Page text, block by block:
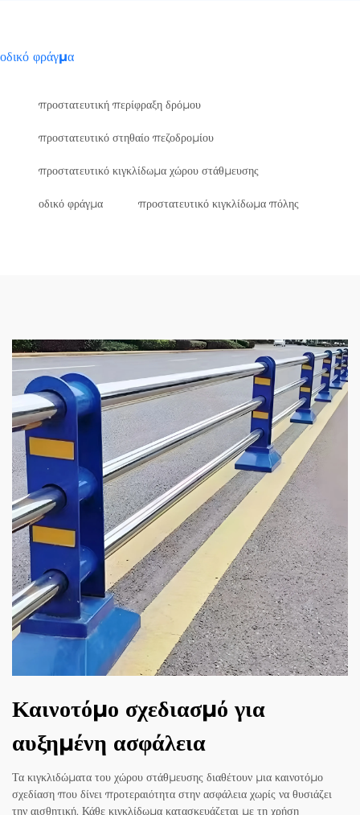
οδικό φράγμα
προστατευτική περίφραξη δρόμου
προστατευτικό στηθαίο πεζοδρομίου
προστατευτικό κιγκλίδωμα χώρου στάθμευσης
οδικό φράγμα προστατευτικό κιγκλίδωμα πόλης
Καινοτόμο σχεδιασμό για
αυξημένη ασφάλεια
Τα κιγκλιδώματα του χώρου στάθμευσης διαθέτουν μια καινοτόμο
σχεδίαση που δίνει προτεραιότητα στην ασφάλεια χωρίς να θυσιάζει
την αισθητική. Κάθε κιγκλίδωμα κατασκευάζεται με τη χρήση